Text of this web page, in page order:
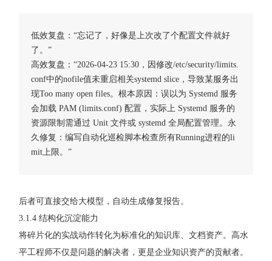
低效复盘：“忘记了，好像是上次改了个配置文件就好
了。”
高效复盘：“2026-04-23 15:30，因修改/etc/security/limits.
conf中的nofile值未重启相关systemd slice，导致某服务出
现Too many open files。根本原因：误以为 Systemd 服务
会加载 PAM (limits.conf) 配置，实际上 Systemd 服务的
资源限制需通过 Unit 文件或 systemd 全局配置管理。永
久修复：编写自动化巡检脚本检查所有Running进程的li
mit上限。”
后者可直接交给大模型，自动生成修复报告。
3.1.4 结构化沉淀能力
将碎片化的实战动作转化为标准化的知识库、文档资产。高水
平工程师不仅是问题的解决者，更是企业知识资产的贡献者。